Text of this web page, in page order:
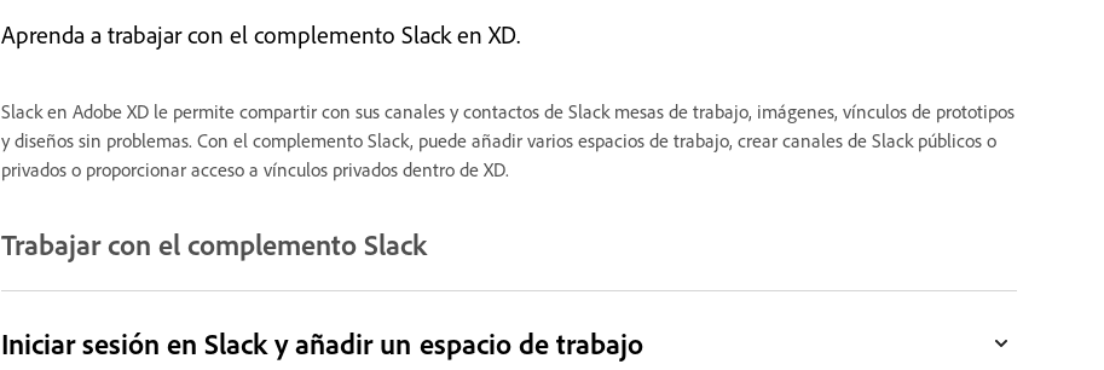
Aprenda a trabajar con el complemento Slack en XD.
Slack en Adobe XD le permite compartir con sus canales y contactos de Slack mesas de trabajo, imágenes, vínculos de prototipos
y diseños sin problemas. Con el complemento Slack, puede añadir varios espacios de trabajo, crear canales de Slack públicos o
privados o proporcionar acceso a vínculos privados dentro de XD.
Trabajar con el complemento Slack
Iniciar sesión en Slack y añadir un espacio de trabajo